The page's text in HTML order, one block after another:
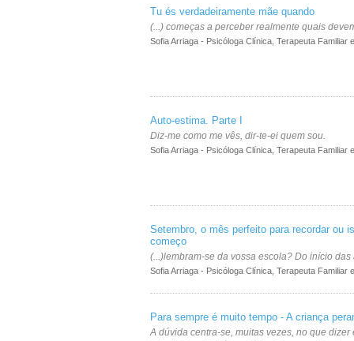
Tu és verdadeiramente mãe quando
(...) começas a perceber realmente quais
Sofia Arriaga - Psicóloga Clínica, Terapeuta Familiar
Auto-estima. Parte I
Diz-me como me vês, dir-te-ei quem sou.
Sofia Arriaga - Psicóloga Clínica, Terapeuta Familiar
Setembro, o mês perfeito para recordar ou
começo
(...)lembram-se da vossa escola? Do início
Sofia Arriaga - Psicóloga Clínica, Terapeuta Familiar
Para sempre é muito tempo - A criança
A dúvida centra-se, muitas vezes, no que dizer